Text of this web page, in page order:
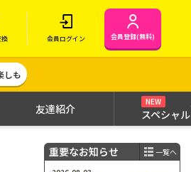
換 会員ログイン 会員登録(無料)
しも
友達紹介
NEW
スペシャル
重要なお知らせ
一覧へ